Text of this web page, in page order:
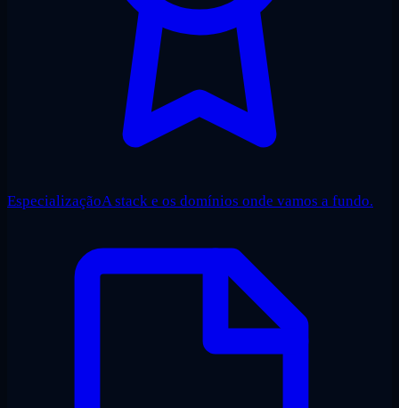
EspecializaçãoA stack e os domínios onde vamos a fundo.